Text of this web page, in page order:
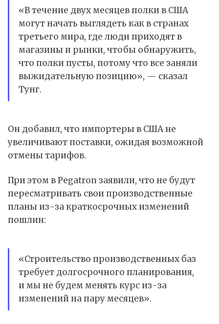
«В течение двух месяцев полки в США
могут начать выглядеть как в странах
третьего мира, где люди приходят в
магазины и рынки, чтобы обнаружить,
что полки пусты, потому что все заняли
выжидательную позицию», — сказал
Тунг.
Он добавил, что импортеры в США не
увеличивают поставки, ожидая возможной
отмены тарифов.
При этом в Pegatron заявили, что не будут
пересматривать свои производственные
планы из-за краткосрочных изменений
пошлин:
«Строительство производственных баз
требует долгосрочного планирования,
и мы не будем менять курс из-за
изменений на пару месяцев».